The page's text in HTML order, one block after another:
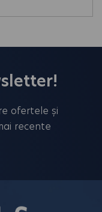
ofertele și
recente